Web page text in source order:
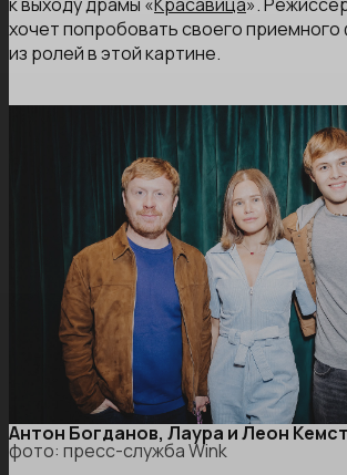
к выходу драмы «Красавица».
хочет попробовать своего приемного
из ролей в этой картине.
Антон Богданов, Лаура и Леон
фото: пресс-служба Wink